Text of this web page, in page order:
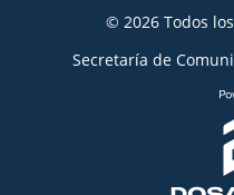
© 2026 Todos
Secretaría de